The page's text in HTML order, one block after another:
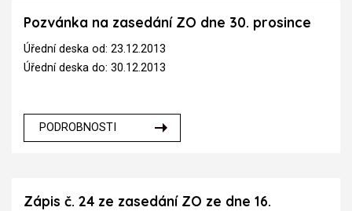
Pozvánka na zasedání ZO dne 30. prosince
Úřední deska od: 23.12.2013
Úřední deska do: 30.12.2013
PODROBNOSTI
Zápis č. 24 ze zasedání ZO ze dne 16.